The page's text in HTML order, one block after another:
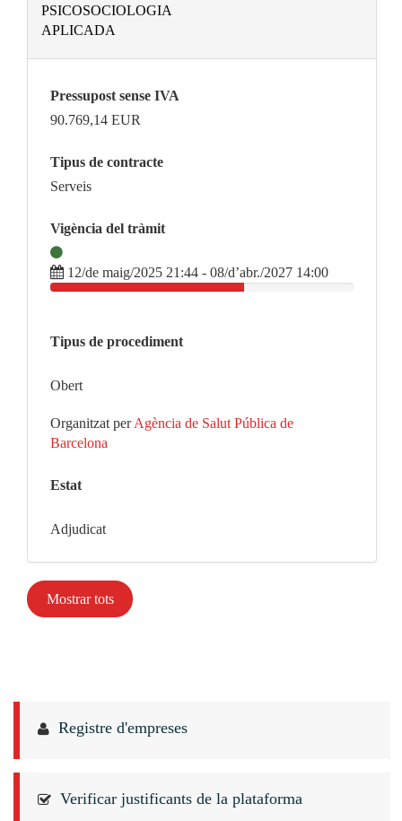
PSICOSOCIOLOGIA
APLICADA
Pressupost sense IVA
90.769,14 EUR
Tipus de contracte
Serveis
Vigència del tràmit
12/de maig/2025 21:44 - 08/d’abr./2027 14:00
Tipus de procediment
Obert
Organitzat per Agència de Salut Pública de
Barcelona
Estat
Adjudicat
Mostrar tots
Registre d'empreses
Verificar justificants de la plataforma